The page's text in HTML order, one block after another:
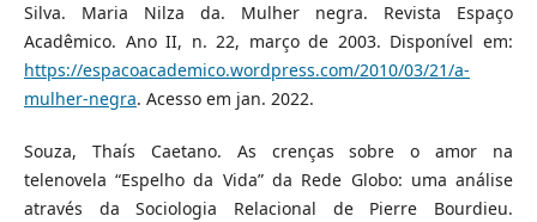
Silva. Maria Nilza da. Mulher negra. Revista Espaço
Acadêmico. Ano II, n. 22, março de 2003. Disponível em:
https://espacoacademico.wordpress.com/2010/03/21/a-
mulher-negra. Acesso em jan. 2022.
Souza, Thaís Caetano. As crenças sobre o amor na
telenovela “Espelho da Vida” da Rede Globo: uma análise
através da Sociologia Relacional de Pierre Bourdieu.